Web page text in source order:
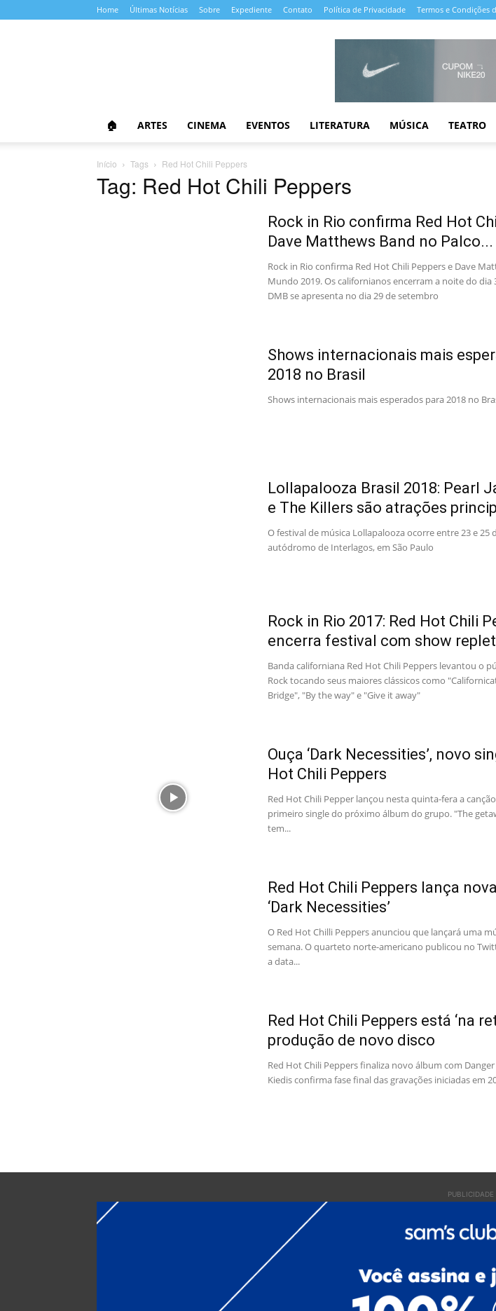
Home Últimas Notícias Sobre Expediente Contato Política de Privacidade Termos e Condições
🏠 ARTES CINEMA EVENTOS LITERATURA MÚSICA TEATRO
Início Tags Red Hot Chili Peppers
Tag: Red Hot Chili Peppers
Rock in Rio confirma Red Hot
Dave Matthews Band no Palco...
Rock in Rio confirma Red Hot Chili Peppers e Dave
Mundo 2019. Os californianos encerram a noite do dia
DMB se apresenta no dia 29 de setembro
Shows internacionais mais
2018 no Brasil
Shows internacionais mais esperados para 2018 no
Lollapalooza Brasil 2018: Pearl
e The Killers são atrações
O festival de música Lollapalooza ocorre entre 23 e 25
autódromo de Interlagos, em São Paulo
Rock in Rio 2017: Red Hot Chili
encerra festival com show
Banda californiana Red Hot Chili Peppers levantou o
Rock tocando seus maiores clássicos como
Bridge", "By the way" e "Give it away"
Ouça ‘Dark Necessities’, novo
Hot Chili Peppers
Red Hot Chili Pepper lançou nesta quinta-fera a
primeiro single do próximo álbum do grupo. "The
tem...
Red Hot Chili Peppers lança
‘Dark Necessities’
O Red Hot Chilli Peppers anunciou que lançará uma
semana. O quarteto norte-americano publicou no
a data...
Red Hot Chili Peppers está ‘na
produção de novo disco
Red Hot Chili Peppers finaliza novo álbum com
Kiedis confirma fase final das gravações iniciadas em
PUBLICIDADE